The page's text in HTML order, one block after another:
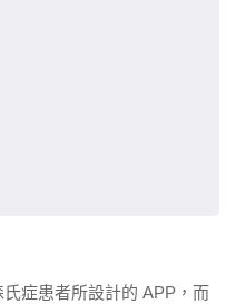
症患者所設計的 APP，而